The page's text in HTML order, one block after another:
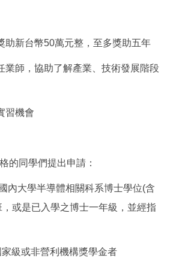
助新台幣50萬元整，至多獎助五年
業師，協助了解產業、技術發展階段
習機會
的同學們提出申請：
內大學半導體相關科系博士學位(含
或是已入學之博士一年級，並經指
級或非營利機構獎學金者